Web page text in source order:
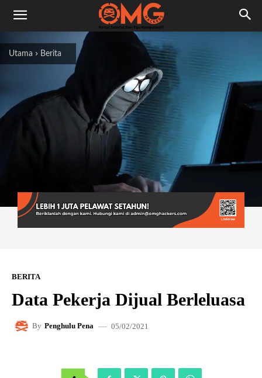
Utama Berita
BERITA
Data Pekerja Dijual Berleluasa
By Penghulu Pena 05/02/2021